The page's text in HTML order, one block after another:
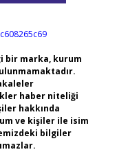
bir marka, kurum
haber niteliği
hakkında
ve kişiler ile isim
bilgiler